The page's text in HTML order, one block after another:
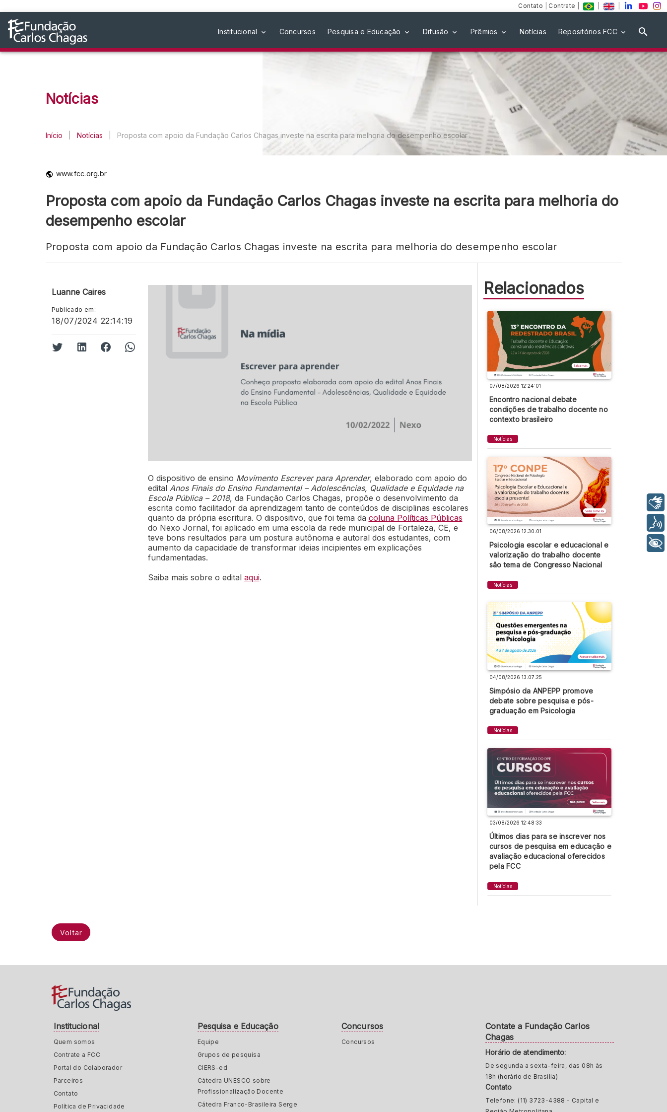
Contato Contrate
Institucional Concursos Pesquisa e Educação Difusão Prêmios Notícias Repositórios FCC
Notícias
Início Notícias Proposta com apoio da Fundação Carlos Chagas investe na escrita para melhoria do desempenho escolar
www.fcc.org.br
Proposta com apoio da Fundação Carlos Chagas investe na escrita para melhoria do
desempenho escolar
Proposta com apoio da Fundação Carlos Chagas investe na escrita para melhoria do desempenho escolar
Luanne Caires
Publicado em:
18/07/2024 22:14:19
O dispositivo de ensino Movimento Escrever para Aprender, elaborado com apoio do
edital Anos Finais do Ensino Fundamental – Adolescências, Qualidade e Equidade na
Escola Pública – 2018, da Fundação Carlos Chagas, propõe o desenvolvimento da
escrita como facilitador da aprendizagem tanto de conteúdos de disciplinas escolares
quanto da própria escritura. O dispositivo, que foi tema da coluna Políticas Públicas
do Nexo Jornal, foi aplicado em uma escola da rede municipal de Fortaleza, CE, e
teve bons resultados para um postura autônoma e autoral dos estudantes, com
aumento da capacidade de transformar ideias incipientes em explicações
fundamentadas.
Saiba mais sobre o edital aqui.
Relacionados
07/08/2026 12:24:01
Encontro nacional debate
condições de trabalho docente no
contexto brasileiro
Notícias
06/08/2026 12:30:01
Psicologia escolar e educacional e
valorização do trabalho docente
são tema de Congresso Nacional
Notícias
04/08/2026 13:07:25
Simpósio da ANPEPP promove
debate sobre pesquisa e pós-
graduação em Psicologia
Notícias
03/08/2026 12:48:33
Últimos dias para se inscrever nos
cursos de pesquisa em educação e
avaliação educacional oferecidos
pela FCC
Notícias
Voltar
Institucional
Quem somos
Contrate a FCC
Portal do Colaborador
Parceiros
Contato
Política de Privacidade
Pesquisa e Educação
Equipe
Grupos de pesquisa
CIERS-ed
Cátedra UNESCO sobre
Profissionalização Docente
Cátedra Franco-Brasileira Serge
Concursos
Concursos
Contate a Fundação Carlos
Chagas
Horário de atendimento:
De segunda a sexta-feira, das 08h às
18h (horário de Brasilia)
Contato
Telefone: (11) 3723-4388 - Capital e
+ Acessibilidade